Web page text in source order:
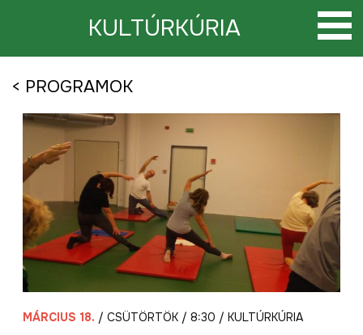
KULTÚRKÚRIA
< PROGRAMOK
MÁRCIUS 18. / CSÜTÖRTÖK / 8:30 / KULTÚRKÚRIA